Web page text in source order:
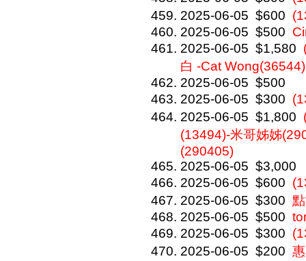
2025-06-05 $600
2025-06-05 $500
2025-06-05 $1,580
白 -Cat Wong(36544)
2025-06-05 $500
2025-06-05 $300
2025-06-05 $1,800
(13494)-米哥姊姊
(290405)
2025-06-05 $3,000
2025-06-05 $600
2025-06-05 $300
2025-06-05 $500
2025-06-05 $300
2025-06-05 $200 惠